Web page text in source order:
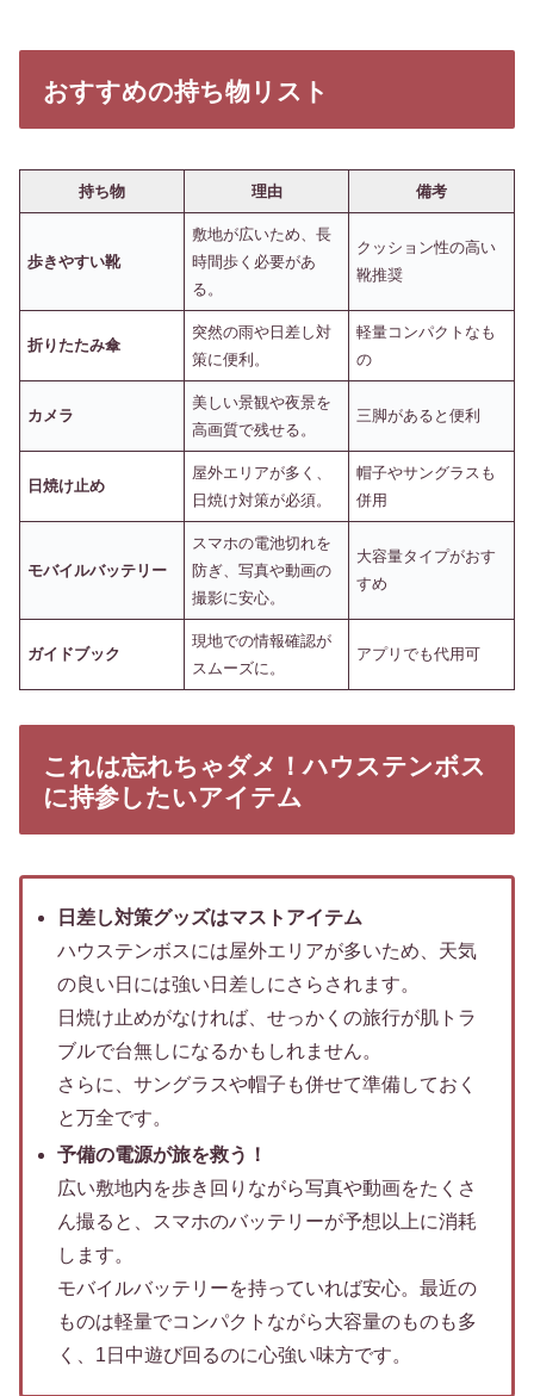
おすすめの持ち物リスト
持ち物 理由 備考
歩きやすい靴
敷地が広いため、長
時間歩く必要があ
る。
クッション性の高い
靴推奨
折りたたみ傘
突然の雨や日差し対
策に便利。
軽量コンパクトなも
の
カメラ
美しい景観や夜景を
高画質で残せる。
三脚があると便利
日焼け止め
屋外エリアが多く、
日焼け対策が必須。
帽子やサングラスも
併用
モバイルバッテリー
スマホの電池切れを
防ぎ、写真や動画の
撮影に安心。
大容量タイプがおす
すめ
ガイドブック
現地での情報確認が
スムーズに。
アプリでも代用可
これは忘れちゃダメ！ハウステンボス
に持参したいアイテム
日差し対策グッズはマストアイテム
ハウステンボスには屋外エリアが多いため、天気
の良い日には強い日差しにさらされます。
日焼け止めがなければ、せっかくの旅行が肌トラ
ブルで台無しになるかもしれません。
さらに、サングラスや帽子も併せて準備しておく
と万全です。
予備の電源が旅を救う！
広い敷地内を歩き回りながら写真や動画をたくさ
ん撮ると、スマホのバッテリーが予想以上に消耗
します。
モバイルバッテリーを持っていれば安心。最近の
ものは軽量でコンパクトながら大容量のものも多
く、1日中遊び回るのに心強い味方です。